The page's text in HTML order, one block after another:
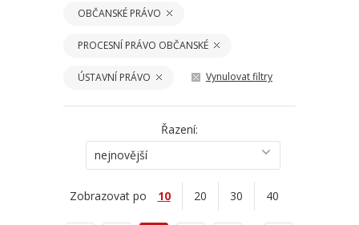
OBČANSKÉ PRÁVO
PROCESNÍ PRÁVO OBČANSKÉ
ÚSTAVNÍ PRÁVO Vynulovat filtry
Řazení:
nejnovější
Zobrazovat po 10 20 30 40